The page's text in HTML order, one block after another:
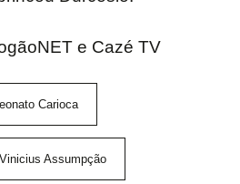
e Cazé TV
Carioca
Vinicius Assumpção